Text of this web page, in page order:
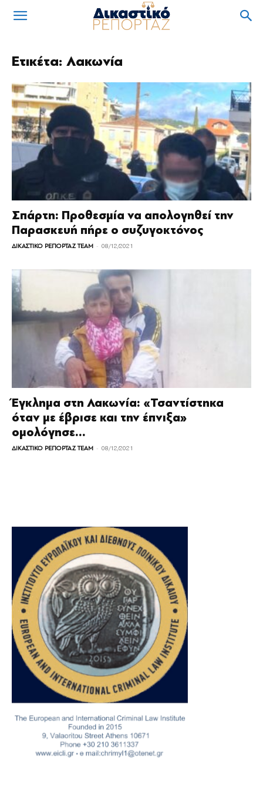
Ετικέτα: Λακωνία
Σπάρτη: Προθεσμία να απολογηθεί την
Παρασκευή πήρε ο συζυγοκτόνος
ΔΙΚΑΣΤΙΚΟ ΡΕΠΟΡΤΑΖ TEAM - 08/12/2021
Έγκλημα στη Λακωνία: «Τσαντίστηκα
όταν με έβρισε και την έπνιξα»
ομολόγησε...
ΔΙΚΑΣΤΙΚΟ ΡΕΠΟΡΤΑΖ TEAM - 08/12/2021